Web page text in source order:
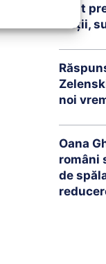
sunt
vieții,
noi
Oana
români
de